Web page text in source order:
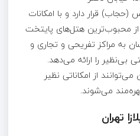
قرار دارد و با امکانات
محبوب‌ترین هتل‌های پایتخت
به مراکز تفریحی و تجاری و
بی‌نظیر را ارائه می‌دهد.
از امکاناتی نظیر
می‌شوند.
تهران